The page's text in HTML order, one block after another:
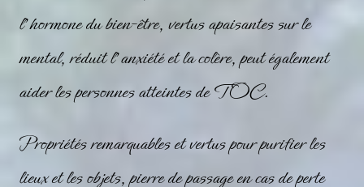
l’hormone du bien-être, vertus apaisantes sur le
mental, réduit l’anxiété et la colère, peut également
aider les personnes atteintes de TOC.
Propriétés remarquables et vertus pour purifier les
lieux et les objets, pierre de passage en cas de perte